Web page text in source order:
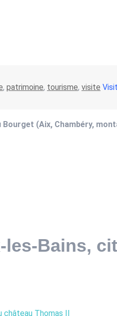
, patrimoine, tourisme, visite
(Aix, Chambéry,
Bains,
Thomas II